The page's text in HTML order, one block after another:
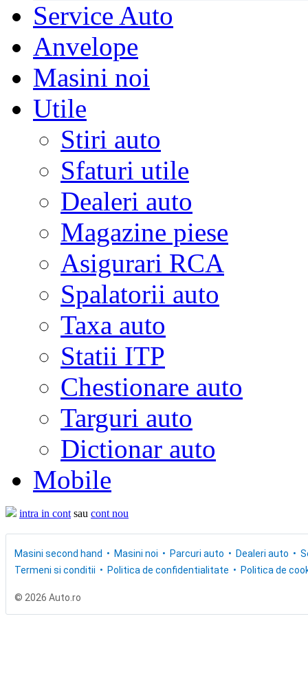
Service Auto
Anvelope
Masini noi
Utile
Stiri auto
Sfaturi utile
Dealeri auto
Magazine piese
Asigurari RCA
Spalatorii auto
Taxa auto
Statii ITP
Chestionare auto
Targuri auto
Dictionar auto
Mobile
intra in cont sau cont nou
Masini second hand Masini noi Parcuri auto Dealeri auto
Termeni si conditii
Politica de confidentialitate Politica de
© 2026 Auto.ro